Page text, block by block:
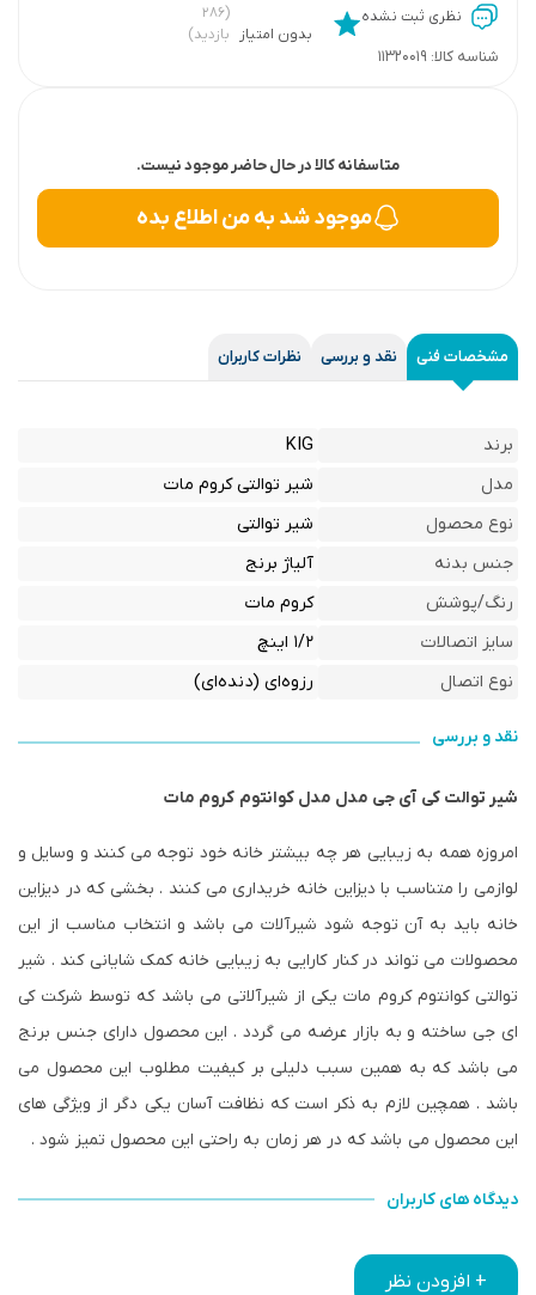
نظری ثبت نشده
بدون امتیاز
(۲۸۶
بازدید)
شناسه کالا: 11320019
متاسفانه کالا در حال حاضر موجود نیست.
موجود شد به من اطلاع بده
مشخصات فنی نقد و بررسی نظرات کاربران
برند
KIG
مدل
شیر توالتی کروم مات
نوع محصول
شیر توالتی
جنس بدنه
آلیاژ برنج
رنگ/پوشش
کروم مات
سایز اتصالات
۱/۲ اینچ
نوع اتصال
رزوه‌ای (دنده‌ای)
نقد و بررسی
شیر توالت کی آی جی مدل مدل کوانتوم کروم مات
امروزه همه به زیبایی هر چه بیشتر خانه خود توجه می کنند و وسایل و
لوازمی را متناسب با دیزاین خانه خریداری می کنند . بخشی که در دیزاین
خانه باید به آن توجه شود شیرآلات می باشد و انتخاب مناسب از این
محصولات می تواند در کنار کارایی به زیبایی خانه کمک شایانی کند . شیر
توالتی کوانتوم کروم مات یکی از شیرآلاتی می باشد که توسط شرکت کی
ای جی ساخته و به بازار عرضه می گردد . این محصول دارای جنس برنج
می باشد که به همین سبب دلیلی بر کیفیت مطلوب این محصول می
باشد . همچین لازم به ذکر است که نظافت آسان یکی دگر از ویژگی های
این محصول می باشد که در هر زمان به راحتی این محصول تمیز شود .
دیدگاه های کاربران
+ افزودن نظر